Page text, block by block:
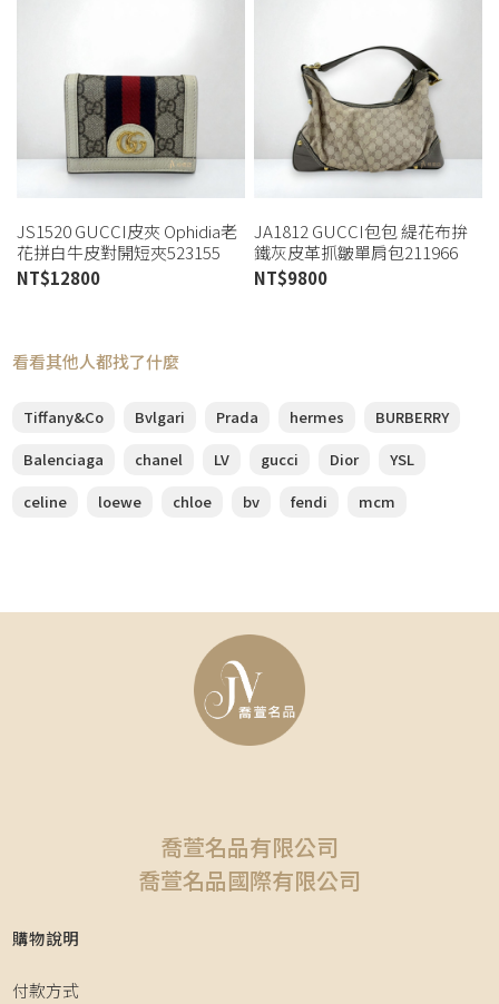
JS1520 GUCCI皮夾 Ophidia老
花拼白牛皮對開短夾523155
(板橋店)
NT$12800
JA1812 GUCCI包包 緹花布拚
鐵灰皮革抓皺單肩包211966
(桃園店)
NT$9800
看看其他人都找了什麼
Tiffany&Co Bvlgari Prada hermes
BURBERRY
Balenciaga
chanel LV gucci Dior
YSL
celine
loewe chloe bv fendi mcm
喬萱名品有限公司
喬萱名品國際有限公司
購物說明
付款方式